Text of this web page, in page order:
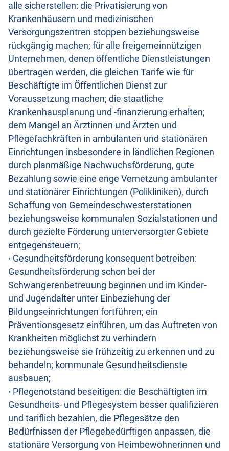
alle sicherstellen: die Privatisierung von
Krankenhäusern und medizinischen
Versorgungszentren stoppen beziehungsweise
rückgängig machen; für alle freigemeinnützigen
Unternehmen, denen öffentliche Dienstleistungen
übertragen werden, die gleichen Tarife wie für
Beschäftigte im Öffentlichen Dienst zur
Voraussetzung machen; die staatliche
Krankenhausplanung und -finanzierung erhalten;
dem Mangel an Ärztinnen und Ärzten und
Pflegefachkräften in ambulanten und stationären
Einrichtungen insbesondere in ländlichen Regionen
durch planmäßige Nachwuchsförderung, gute
Bezahlung sowie eine enge Vernetzung ambulanter
und stationärer Einrichtungen (Polikliniken), durch
Schaffung von Gemeindeschwesterstationen
beziehungsweise kommunalen Sozialstationen und
durch gezielte Förderung unterversorgter Gebiete
entgegensteuern;
· Gesundheitsförderung konsequent betreiben:
Gesundheitsförderung schon bei der
Schwangerenbetreuung beginnen und im Kinder-
und Jugendalter unter Einbeziehung der
Bildungseinrichtungen fortführen; ein
Präventionsgesetz einführen, um das Auftreten von
Krankheiten möglichst zu verhindern
beziehungsweise sie frühzeitig zu erkennen und zu
behandeln; kommunale Gesundheitsdienste
ausbauen;
· Pflegenotstand beseitigen: die Beschäftigten im
Gesundheits- und Pflegesystem besser qualifizieren
und tariflich bezahlen, die Pflegesätze den
Bedürfnissen der Pflegebedürftigen anpassen, die
stationäre Versorgung von Heimbewohnerinnen und